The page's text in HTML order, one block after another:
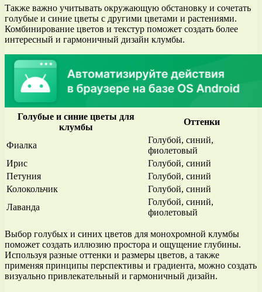
Также важно учитывать окружающую обстановку и сочетать
голубые и синие цветы с другими цветами и растениями.
Комбинирование цветов и текстур поможет создать более
интересный и гармоничный дизайн клумбы.
Голубые и синие цветы для
клумбы
Оттенки
Фиалка
Голубой, синий,
фиолетовый
Ирис
Голубой, синий
Петуния
Голубой, синий
Колокольчик
Голубой, синий
Лаванда
Голубой, синий,
фиолетовый
Выбор голубых и синих цветов для монохромной клумбы
поможет создать иллюзию простора и ощущение глубины.
Используя разные оттенки и размеры цветов, а также
применяя принципы перспективы и градиента, можно создать
визуально привлекательный и гармоничный дизайн.